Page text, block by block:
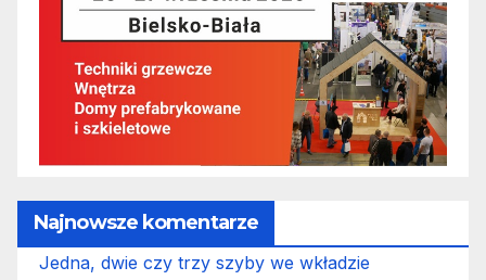
Najnowsze komentarze
Jedna, dwie czy trzy szyby we wkładzie